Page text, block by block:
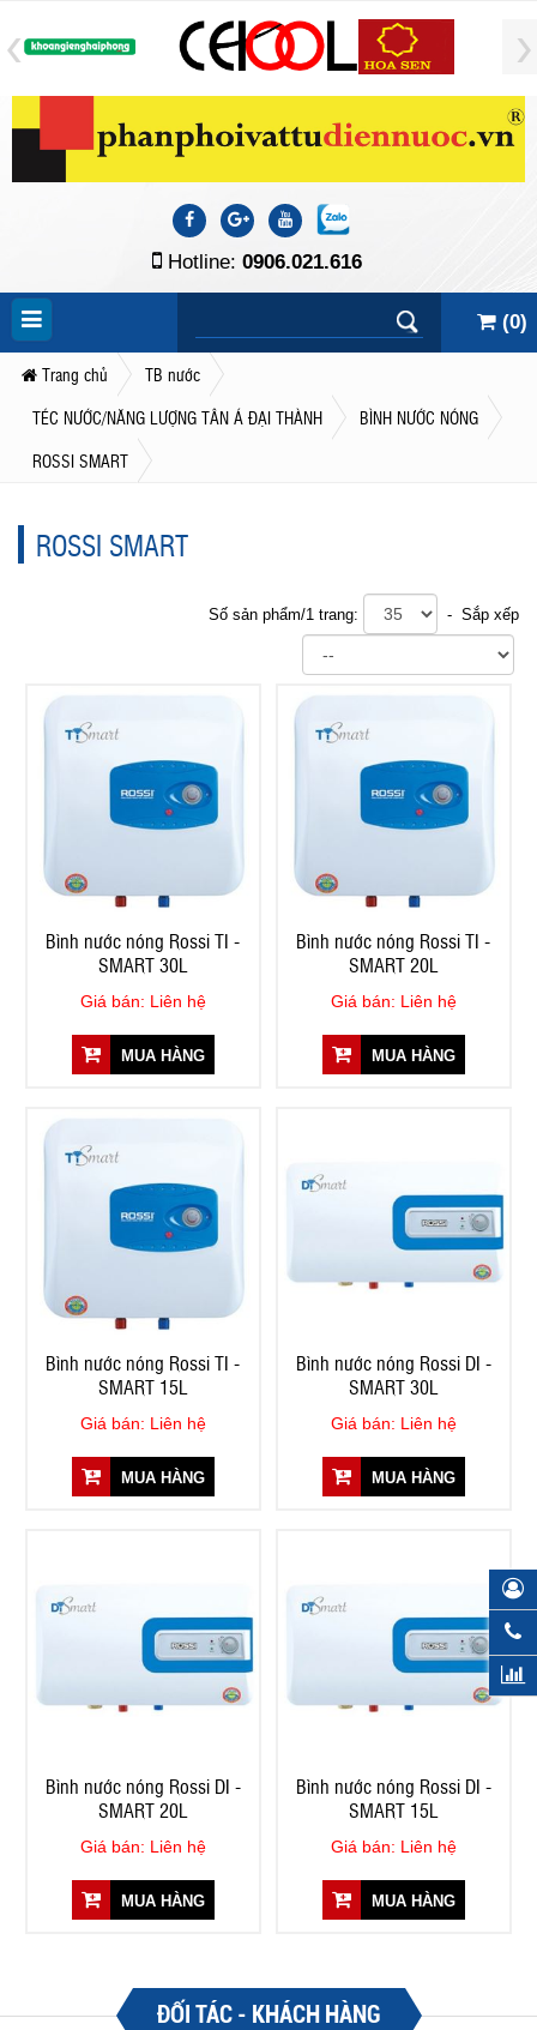
Hotline: 0906.021.616
(0)
Trang chủ
TB nước
TÉC NƯỚC/NĂNG LƯỢNG TÂN Á ĐẠI THÀNH
BÌNH NƯỚC NÓNG
ROSSI SMART
ROSSI SMART
Số sản phẩm/1 trang: - Sắp xếp
Bình nước nóng Rossi TI -
SMART 30L
Giá bán: Liên hệ
MUA HÀNG
Bình nước nóng Rossi TI -
SMART 20L
Giá bán: Liên hệ
MUA HÀNG
Bình nước nóng Rossi TI -
SMART 15L
Giá bán: Liên hệ
MUA HÀNG
Bình nước nóng Rossi DI -
SMART 30L
Giá bán: Liên hệ
MUA HÀNG
Bình nước nóng Rossi DI -
SMART 20L
Giá bán: Liên hệ
MUA HÀNG
Bình nước nóng Rossi DI -
SMART 15L
Giá bán: Liên hệ
MUA HÀNG
ĐỐI TÁC - KHÁCH HÀNG